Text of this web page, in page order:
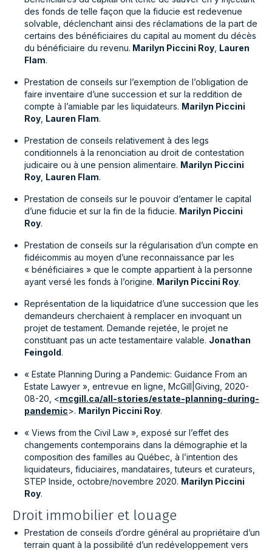
des fonds de telle façon que la fiducie est redevenue
solvable, déclenchant ainsi des réclamations de la part de
certains des bénéficiaires du capital au moment du décès
du bénéficiaire du revenu. Marilyn Piccini Roy Lauren
Flam.
Prestation de conseils sur l’exemption de l’obligation de
faire inventaire d’une succession et sur la reddition de
compte à l’amiable par les liquidateurs. Marilyn Piccini
Roy Lauren Flam.
Prestation de conseils relativement à des legs
conditionnels à la renonciation au droit de contestation
judicaire ou à une pension alimentaire. Marilyn Piccini
Roy Lauren Flam.
Prestation de conseils sur le pouvoir d’entamer le capital
d’une fiducie et sur la fin de la fiducie. Marilyn Piccini
Roy.
Prestation de conseils sur la régularisation d’un compte en
fidéicommis au moyen d’une reconnaissance par les
« bénéficiaires » que le compte appartient à la personne
ayant versé les fonds à l’origine. Marilyn Piccini Roy.
Représentation de la liquidatrice d’une succession que les
demandeurs cherchaient à remplacer en invoquant un
projet de testament. Demande rejetée, le projet ne
constituant pas un acte testamentaire valable. Jonathan
Feingold.
« Estate Planning During a Pandemic: Guidance From an
Estate Lawyer », entrevue en ligne, McGill|Giving, 2020-
08-20, <mcgill.ca/all-stories/estate-planning-during-
pandemic>. Marilyn Piccini Roy.
« Views from the Civil Law », exposé sur l’effet des
changements contemporains dans la démographie et la
composition des familles au Québec, à l’intention des
liquidateurs, fiduciaires, mandataires, tuteurs et curateurs,
STEP Inside, octobre/novembre 2020. Marilyn Piccini
Roy.
Droit immobilier et louage
Prestation de conseils d’ordre général au propriétaire d’un
terrain quant à la possibilité d’un redéveloppement vers